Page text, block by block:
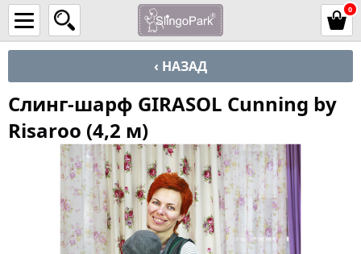
0
‹ НАЗАД
Слинг-шарф GIRASOL Cunning by
Risaroo (4,2 м)